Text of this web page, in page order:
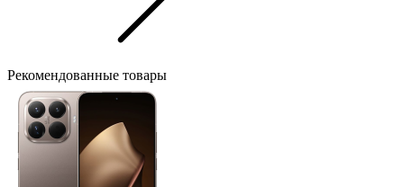
Рекомендованные товары